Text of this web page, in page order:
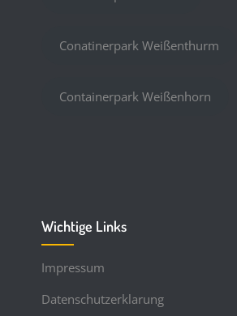
Conatinerpark Weißenthurm
Containerpark Weißenhorn
Wichtige Links
Impressum
Datenschutzerklarung